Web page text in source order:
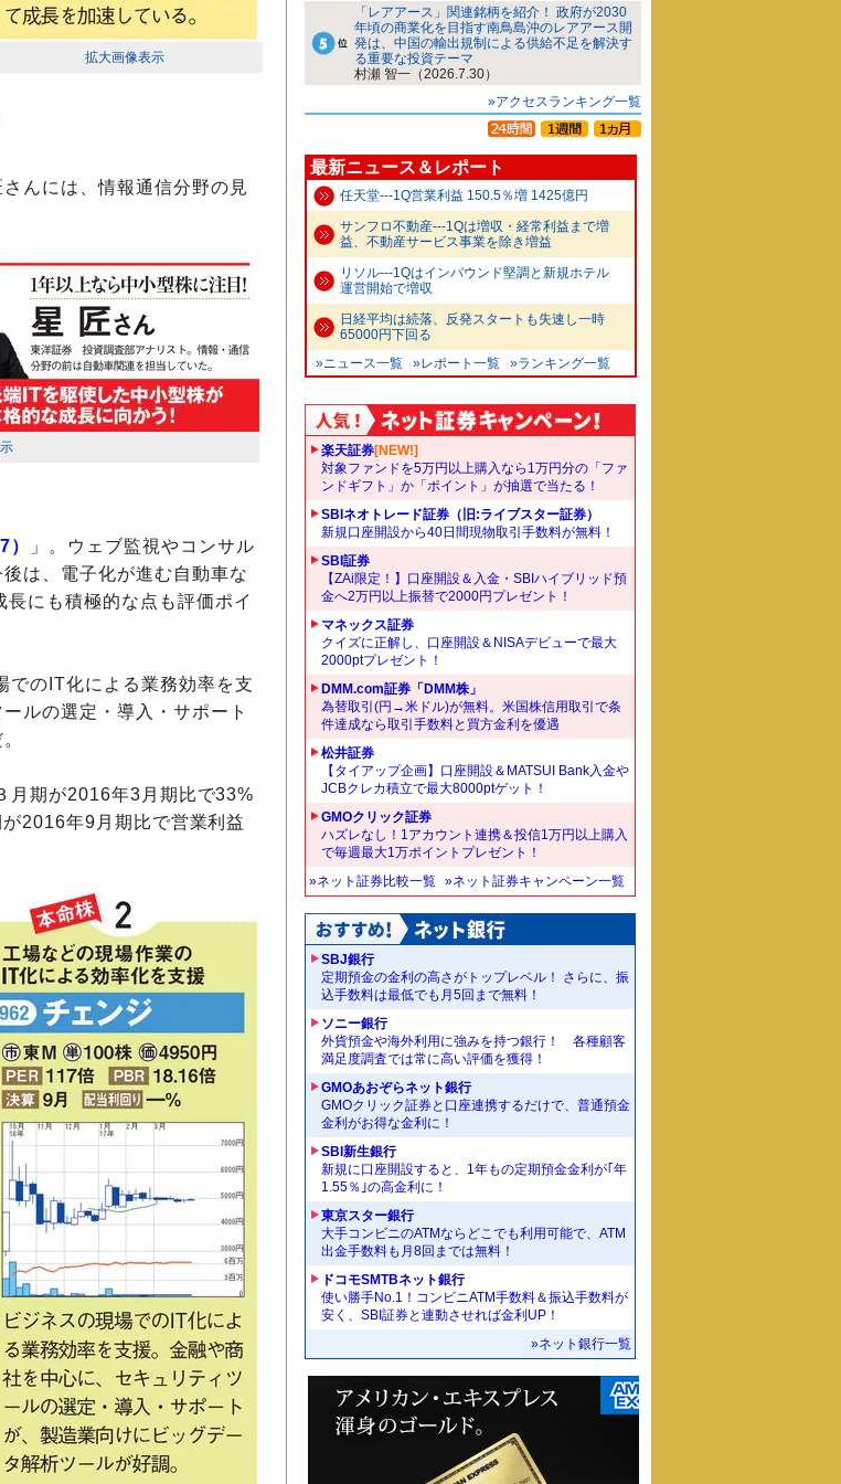
拡大画像表示
んには、情報通信分野の見
」。ウェブ監視やコンサル
は、電子化が進む自動車な
にも積極的な点も評価ポイ
でのIT化による業務効率を支
ルの選定・導入・サポート
月期が2016年3月期比で33%
2016年9月期比で営業利益
「レアアース」関連銘柄を紹介！ 政府が2030
年頃の商業化を目指す南鳥島沖のレアアース開
発は、中国の輸出規制による供給不足を解決す
る重要な投資テーマ
村瀬 智一（2026.7.30）
»アクセスランキング一覧
最新ニュース＆レポート
任天堂---1Q営業利益 150.5％増 1425億円
サンフロ不動産---1Qは増収・経常利益まで増
益、不動産サービス事業を除き増益
リソル---1Qはインバウンド堅調と新規ホテル
運営開始で増収
日経平均は続落、反発スタートも失速し一時
65000円下回る
»ニュース一覧
»レポート一覧 »ランキング一覧
楽天証券[NEW!]
対象ファンドを5万円以上購入なら1万円分の「ファ
ンドギフト」か「ポイント」が抽選で当たる！
SBIネオトレード証券（旧:ライブスター証券）
新規口座開設から40日間現物取引手数料が無料！
SBI証券
【ZAi限定！】口座開設＆入金・SBIハイブリッド預
金へ2万円以上振替で2000円プレゼント！
マネックス証券
クイズに正解し、口座開設＆NISAデビューで最大
2000ptプレゼント！
DMM.com証券「DMM株」
為替取引(円→米ドル)が無料。米国株信用取引で条
件達成なら取引手数料と買方金利を優遇
松井証券
【タイアップ企画】口座開設＆MATSUI Bank入金や
JCBクレカ積立で最大8000ptゲット！
GMOクリック証券
ハズレなし！1アカウント連携＆投信1万円以上購入
で毎週最大1万ポイントプレゼント！
»ネット証券比較一覧 »ネット証券キャンペーン一覧
SBJ銀行
定期預金の金利の高さがトップレベル！ さらに、振
込手数料は最低でも月5回まで無料！
ソニー銀行
外貨預金や海外利用に強みを持つ銀行！ 各種顧客
満足度調査では常に高い評価を獲得！
GMOあおぞらネット銀行
GMOクリック証券と口座連携するだけで、普通預金
金利がお得な金利に！
SBI新生銀行
新規に口座開設すると、1年もの定期預金金利が｢年
1.55％｣の高金利に！
東京スター銀行
大手コンビニのATMならどこでも利用可能で、ATM
出金手数料も月8回までは無料！
ドコモSMTBネット銀行
使い勝手No.1！コンビニATM手数料＆振込手数料が
安く、SBI証券と連動させれば金利UP！
»ネット銀行一覧